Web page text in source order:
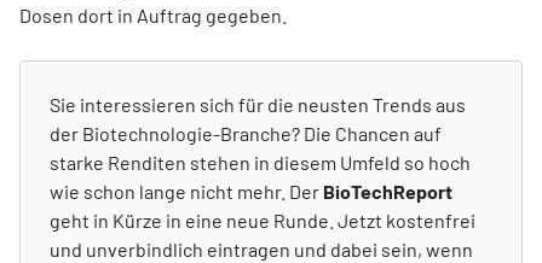
Dosen dort in Auftrag gegeben.
Sie interessieren sich für die neusten Trends aus
der Biotechnologie-Branche? Die Chancen auf
starke Renditen stehen in diesem Umfeld so hoch
wie schon lange nicht mehr. Der BioTechReport
geht in Kürze in eine neue Runde. Jetzt kostenfrei
und unverbindlich eintragen und dabei sein, wenn